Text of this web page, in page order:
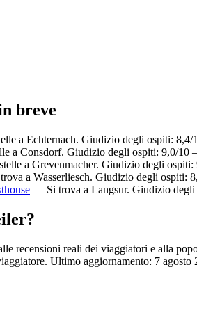
breve
a Echternach. Giudizio degli ospiti:
a Consdorf. Giudizio degli ospiti: 9,0/10
a Grevenmacher. Giudizio degli
a Wasserliesch. Giudizio degli ospiti:
— Si trova a Langsur. Giudizio
recensioni reali dei viaggiatori e alla
Ultimo aggiornamento: 7 agosto